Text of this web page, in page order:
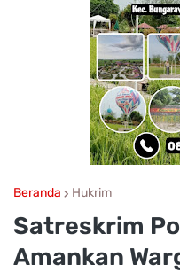
Beranda Hukrim
Satreskrim
Amankan